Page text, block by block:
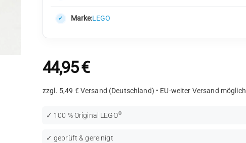
Marke:LEGO
44,95€
zzgl. 5,49 € Versand (Deutschland) • EU-weiter Versand möglich
✓ 100 % Original LEGO®
✓ geprüft & gereinigt